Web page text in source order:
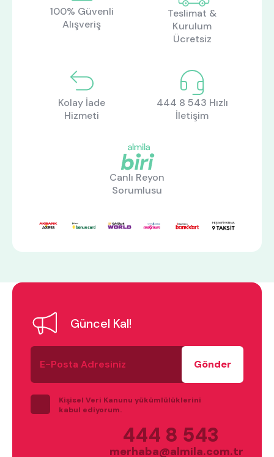
100% Güvenli
Alışveriş
Teslimat &
Kurulum
Ücretsiz
Kolay İade
Hizmeti
444 8 543 Hızlı
İletişim
Canlı Reyon
Sorumlusu
Güncel Kal!
E-
Posta
Adresiniz
Kişisel Veri Kanunu yükümlülüklerini
kabul ediyorum.
444 8 543
merhaba@almila.com.tr